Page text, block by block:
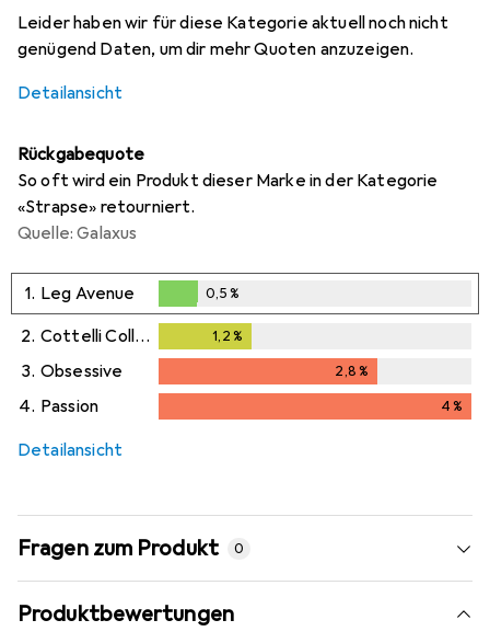
Leider haben wir für diese Kategorie aktuell noch nicht
genügend Daten, um dir mehr Quoten anzuzeigen.
Detailansicht
Rückgabequote
So oft wird ein Produkt dieser Marke in der Kategorie
«Strapse» retourniert.
Quelle: Galaxus
1. Leg Avenue
0,5%
0,5%
2. Cottelli Collection 1,2 %
3. Obsessive 2,8%
4. Passion 4%
Detailansicht
Fragen zum Produkt 0
Produktbewertungen